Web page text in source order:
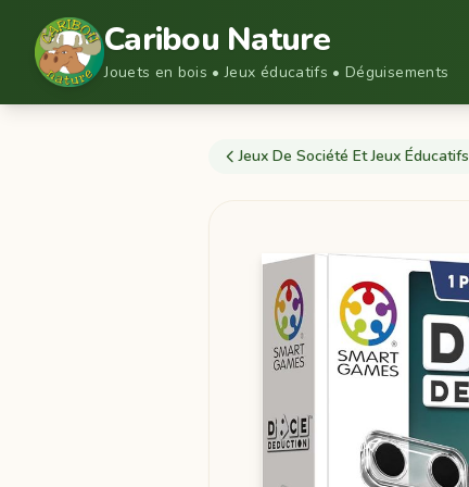
Caribou Nature
Jouets en bois • Jeux éducatifs • Déguisements
Jeux De Société Et Jeux Éducatifs